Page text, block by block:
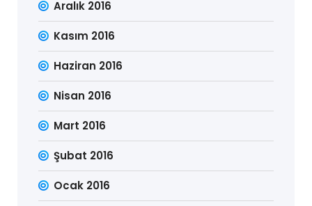
Aralık 2016
Kasım 2016
Haziran 2016
Nisan 2016
Mart 2016
Şubat 2016
Ocak 2016